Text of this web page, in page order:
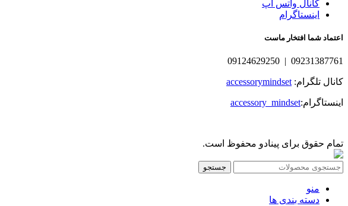
کانال واتس اپ
اینستاگرام
اعتماد شما افتخار ماست
09231387761 | 09124629250
کانال تلگرام: accessorymindset
اینستاگرام:accessory_mindset
تمام حقوق برای پینادو محفوظ است.
جستجو
منو
دسته بندی ها